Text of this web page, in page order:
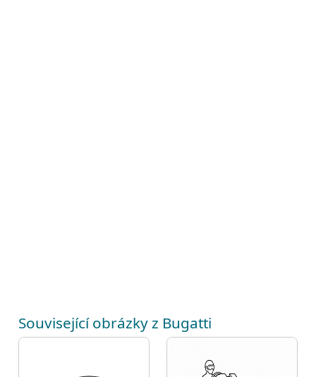
Související obrázky z Bugatti